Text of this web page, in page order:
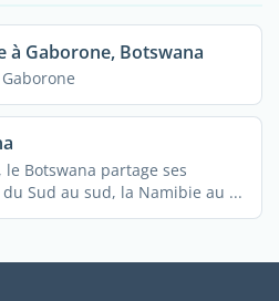
à Gaborone, Botswana
Botswana partage ses
Sud au sud, la Namibie au ...